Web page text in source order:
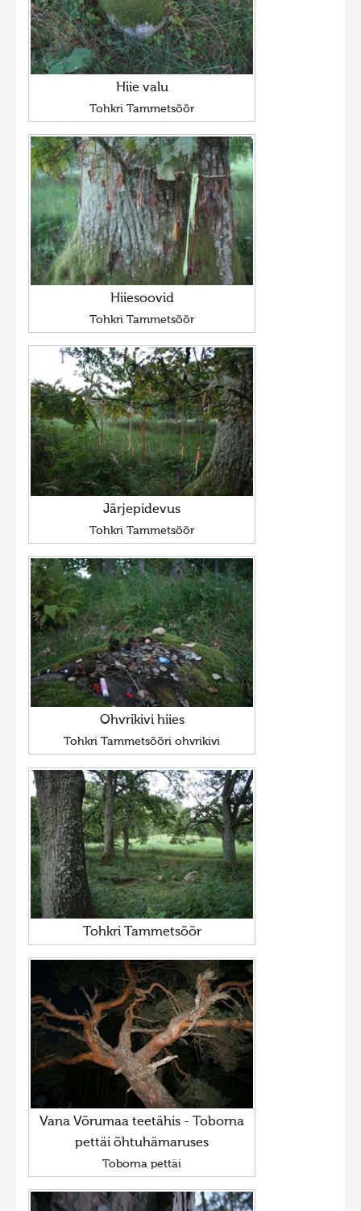
Hiie valu
Tohkri Tammetsõõr
Hiiesoovid
Tohkri Tammetsõõr
Järjepidevus
Tohkri Tammetsõõr
Ohvrikivi hiies
Tohkri Tammetsõõri ohvrikivi
Tohkri Tammetsõõr
Vana Võrumaa teetähis - Toborna
pettäi õhtuhämaruses
Toborna pettäi